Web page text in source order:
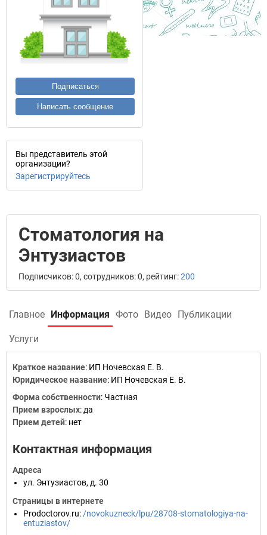
Подписаться
Написать сообщение
Вы представитель этой
организации?
Зарегистрируйтесь
Стоматология на
Энтузиастов
Подписчиков: 0, сотрудников: 0, рейтинг:200
Главное Информация Фото Видео Публикации
Услуги
Краткое название: ИП Ночевская Е. В.
Юридическое название: ИП Ночевская Е. В.
Форма собственности: Частная
Прием взрослых: да
Прием детей: нет
Контактная информация
Адреса
ул. Энтузиастов, д. 30
Страницы в интернете
Prodoctorov.ru: /novokuzneck/lpu/28708-stomatologiya-na-
entuziastov/